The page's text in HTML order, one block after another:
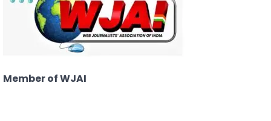
Member of WJAI